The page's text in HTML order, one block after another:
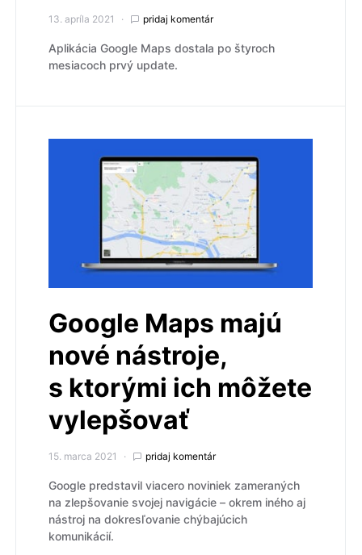
13. apríla 2021 pridaj komentár
Aplikácia Google Maps dostala po štyroch
mesiacoch prvý update.
Google Maps majú
nové nástroje,
s ktorými ich môžete
vylepšovať
15. marca 2021 pridaj komentár
Google predstavil viacero noviniek zameraných
na zlepšovanie svojej navigácie – okrem iného aj
nástroj na dokresľovanie chýbajúcich
komunikácií.